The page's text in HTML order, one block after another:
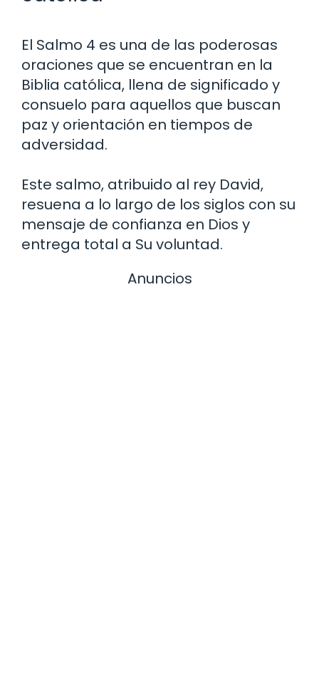
El Salmo 4 es una de las poderosas
oraciones que se encuentran en la
Biblia católica, llena de significado y
consuelo para aquellos que buscan
paz y orientación en tiempos de
adversidad.
Este salmo, atribuido al rey David,
resuena a lo largo de los siglos con su
mensaje de confianza en Dios y
entrega total a Su voluntad.
Anuncios